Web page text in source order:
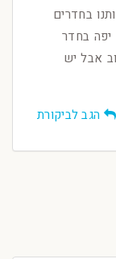
בחדרים
יפה בחדר
אבל יש
הגב לביקורת